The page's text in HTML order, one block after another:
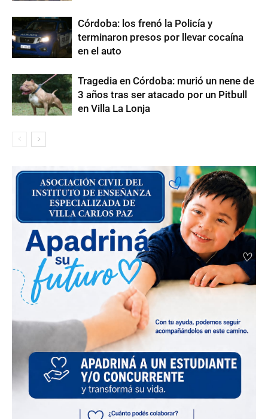
Córdoba: los frenó la Policía y
terminaron presos por llevar cocaína
en el auto
Tragedia en Córdoba: murió un nene de
3 años tras ser atacado por un Pitbull
en Villa La Lonja